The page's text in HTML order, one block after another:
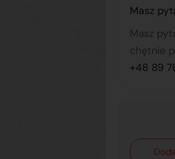
Masz
Masz
chętnie
+48 89